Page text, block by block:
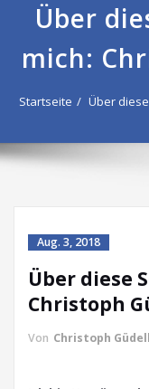
Über
mich:
Startseite Über
Aug. 3, 2018
Über diese
Christoph
Von Christoph